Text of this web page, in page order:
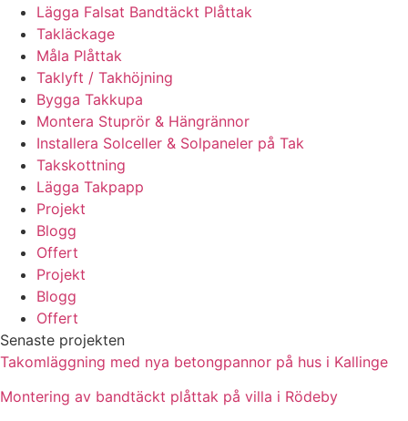
Lägga Falsat Bandtäckt Plåttak
Takläckage
Måla Plåttak
Taklyft / Takhöjning
Bygga Takkupa
Montera Stuprör & Hängrännor
Installera Solceller & Solpaneler på Tak
Takskottning
Lägga Takpapp
Projekt
Blogg
Offert
Projekt
Blogg
Offert
Senaste projekten
Takomläggning med nya betongpannor på hus i Kallinge
Montering av bandtäckt plåttak på villa i Rödeby